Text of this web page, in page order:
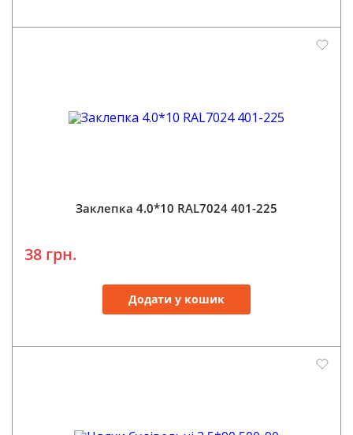
Заклепка 4.0*10 RAL7024 401-225
38 грн.
Додати у кошик